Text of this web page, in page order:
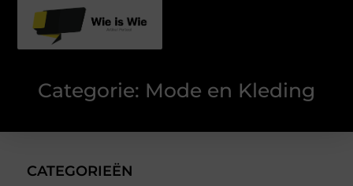
Categorie: Mode en Kleding
CATEGORIEËN